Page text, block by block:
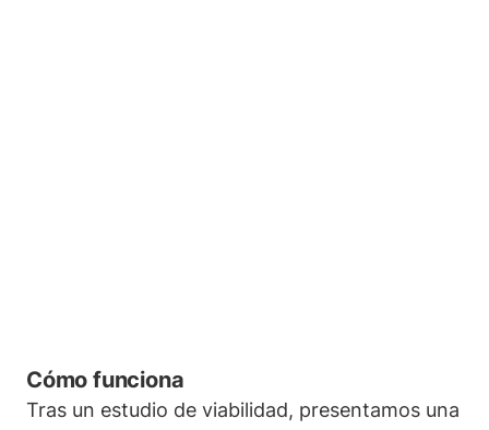
Cómo funciona
Tras un estudio de viabilidad, presentamos una